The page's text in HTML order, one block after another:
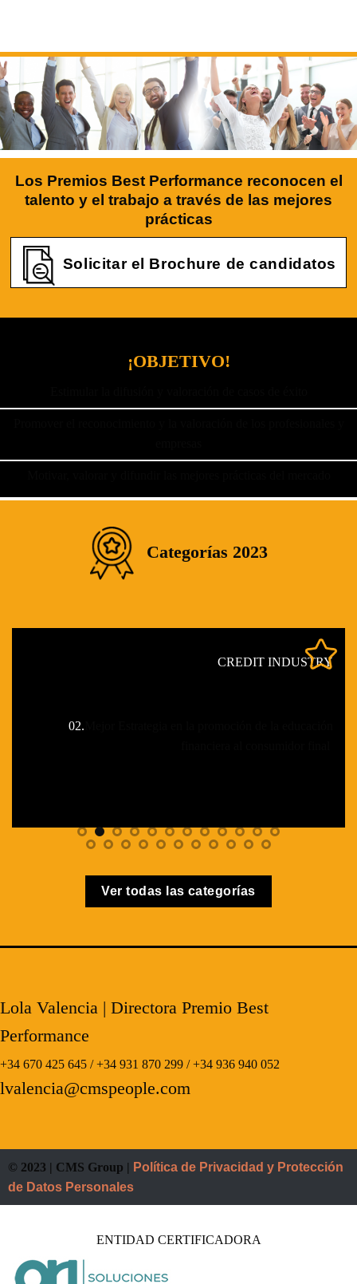
Los Premios Best Performance reconocen el
talento y el trabajo a través de las mejores
prácticas
Solicitar el Brochure de candidatos
¡OBJETIVO!
Categorías 2023
CREDIT INDUSTRY
02.
Ver todas las categorías
Lola Valencia | Directora Premio Best
Performance
+34 670 425 645 / +34 931 870 299 / +34 936 940 052
lvalencia@cmspeople.com
© 2023 | CMS Group | Política de Privacidad y Protección
de Datos Personales
ENTIDAD CERTIFICADORA